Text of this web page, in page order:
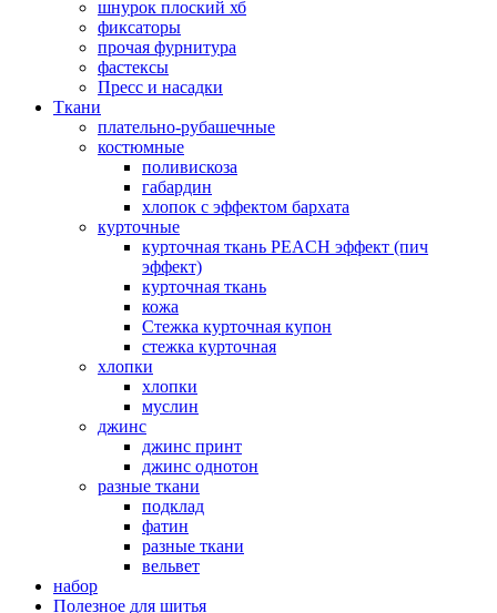
шнурок плоский хб
фиксаторы
прочая фурнитура
фастексы
Пресс и насадки
Ткани
плательно-рубашечные
костюмные
поливискоза
габардин
хлопок с эффектом бархата
курточные
курточная ткань PEACH эффект (пич
эффект)
курточная ткань
кожа
Стежка курточная купон
стежка курточная
хлопки
хлопки
муслин
джинс
джинс принт
джинс однотон
разные ткани
подклад
фатин
разные ткани
вельвет
набор
Полезное для шитья